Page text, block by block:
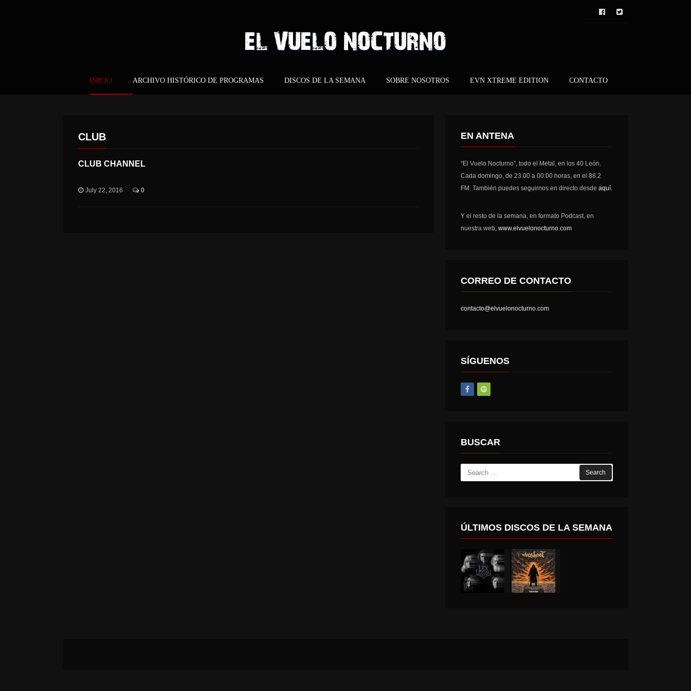
INICIO ARCHIVO HISTÓRICO DE PROGRAMAS DISCOS DE LA SEMANA SOBRE NOSOTROS EVN XTREME EDITION CONTACTO
CLUB
CLUB CHANNEL
July 22, 2016 0
EN ANTENA
“El Vuelo Nocturno”, todo el Metal, en los 40 León.
Cada domingo, de 23.00 a 00:00 horas, en el 88.2
FM. También puedes seguirnos en directo desdeaquí.
Y el resto de la semana, en formato Podcast, en
nuestra web,www.elvuelonocturno.com
CORREO DE CONTACTO
contacto@elvuelonocturno.com
SÍGUENOS
BUSCAR
Search
for:
ÚLTIMOS DISCOS DE LA SEMANA